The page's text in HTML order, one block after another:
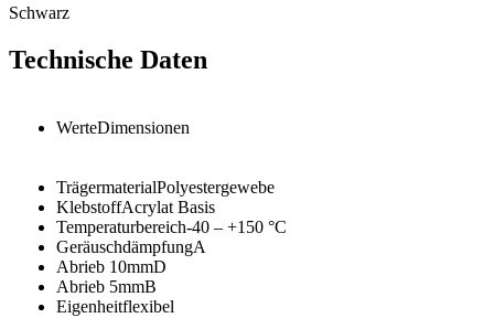
Schwarz
Technische Daten
WerteDimensionen
TrägermaterialPolyestergewebe
KlebstoffAcrylat Basis
Temperaturbereich-40 – +150 °C
GeräuschdämpfungA
Abrieb 10mmD
Abrieb 5mmB
Eigenheitflexibel